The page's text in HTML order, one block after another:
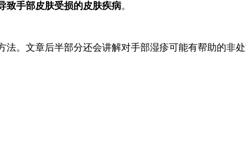
致手部皮肤受损的皮肤疾病。
法。文章后半部分还会讲解对手部湿疹可能有帮助的非